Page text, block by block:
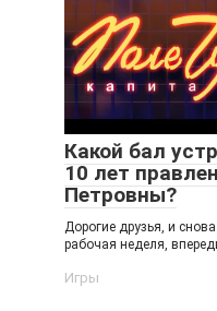
Какой бал
10 лет
Петровны?
Дорогие друзья, и
рабочая неделя,
Игры